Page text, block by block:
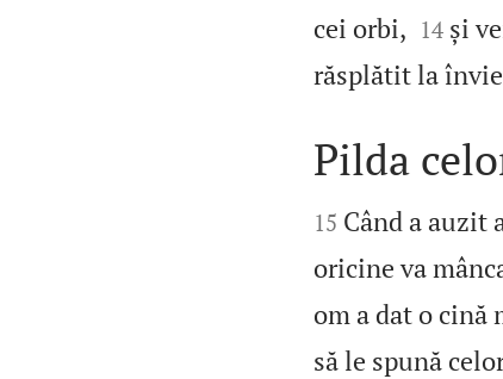
cei orbi, 

14 și
răsplătit la

Pilda

15 Când a auzit
oricine va
om a dat o
să le spună